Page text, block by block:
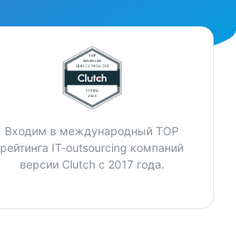
Входим в международный TOP
рейтинга IT-outsourcing компаний
версии Clutch с 2017 года.